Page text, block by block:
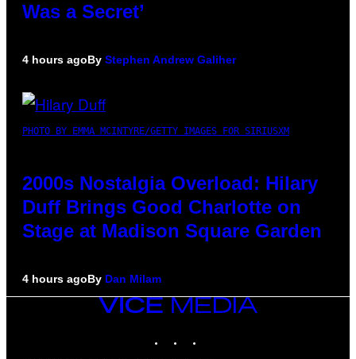
Was a Secret’
4 hours agoBy Stephen Andrew Galiher
PHOTO BY EMMA MCINTYRE/GETTY IMAGES FOR SIRIUSXM
2000s Nostalgia Overload: Hilary
Duff Brings Good Charlotte on
Stage at Madison Square Garden
4 hours agoBy Dan Milam
VICE